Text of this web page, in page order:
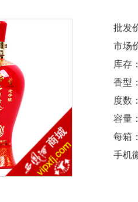
批发
市场
库存
香型
度数
容量
每箱
手机